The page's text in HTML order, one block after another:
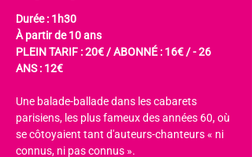
Durée : 1h30
À partir de 10 ans
PLEIN TARIF : 20€ / ABONNÉ : 16€ / - 26
ANS : 12€
Une balade-ballade dans les cabarets
parisiens, les plus fameux des années 60, où
se côtoyaient tant d'auteurs-chanteurs « ni
connus, ni pas connus ».